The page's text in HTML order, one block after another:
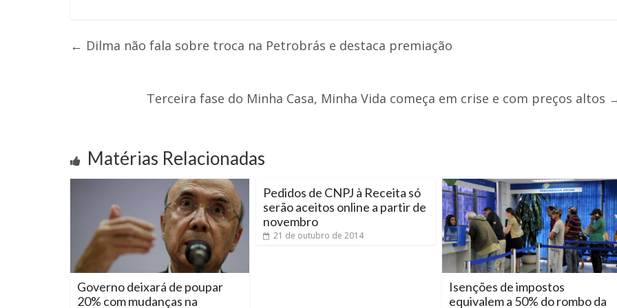
← Dilma não fala sobre troca na Petrobrás e destaca premiação
Terceira fase do Minha Casa, Minha Vida começa em crise e com preços altos
Matérias Relacionadas
Governo deixará de poupar
20% com mudanças na
Pedidos de CNPJ à Receita só
serão aceitos online a partir de
novembro
21 de outubro de 2014
Isenções de impostos
equivalem a 50% do rombo da